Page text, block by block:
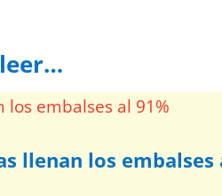
llenan los embalses